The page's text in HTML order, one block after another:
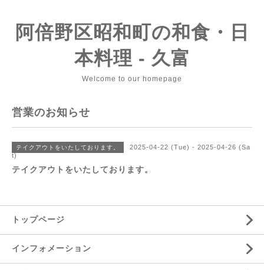
阿倍野区昭和町の和食・日
本料理 - 久富
Welcome to our homepage
営業のお知らせ
テイクアウトをいたしております。
2025-04-22 (Tue) - 2025-04-26 (Sa
t)
テイクアウトをいたしております。
トップページ
インフォメーション